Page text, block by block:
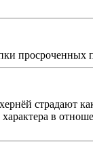
просроченных
страдают
в